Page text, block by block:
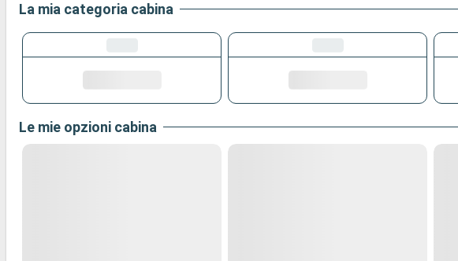
La mia categoria cabina
Le mie opzioni cabina